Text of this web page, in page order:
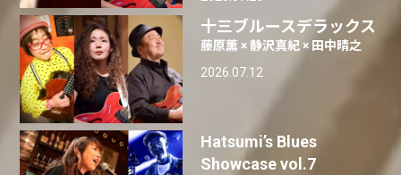
十三ブルースデラックス
藤原薫 × 静沢真紀 × 田中晴之
2026.07.12
Hatsumi’s Blues
Showcase vol.7